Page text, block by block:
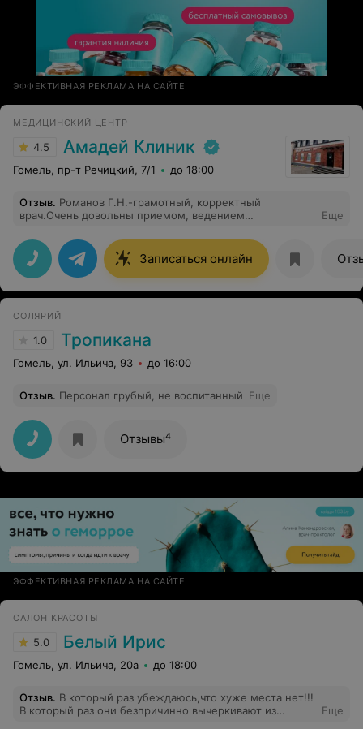
ЭФФЕКТИВНАЯ РЕКЛАМА НА САЙТЕ
МЕДИЦИНСКИЙ ЦЕНТР
4.5 Амадей Клиник
Гомель, пр-т Речицкий, 7/1 до 18:00
Отзыв. Романов Г.Н.-грамотный, корректный
врач.Очень довольны приемом, ведением
эндокринологического характера рекомендую именно
этого специалиста.
Еще
Записаться онлайн
СОЛЯРИЙ
1.0 Тропикана
Гомель, ул. Ильича, 93 до 16:00
Отзыв. Персонал грубый, не воспитанный Еще
Отзывы4
ЭФФЕКТИВНАЯ РЕКЛАМА НА САЙТЕ
САЛОН КРАСОТЫ
5.0 Белый Ирис
Гомель, ул. Ильича, 20а до 18:00
Отзыв. В который раз убеждаюсь,что хуже места нет!!!
В который раз они безпричинно вычеркивают из
Еще